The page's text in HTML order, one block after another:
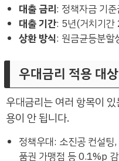
대출 금리: 정책자금 기
대출 기간: 5년(거치기간
상환 방식: 원금균등분할
우대금리 적용 대상
우대금리는 여러 항목이
용이 안 됩니다.
정책우대: 소진공 컨설팅
품권 가맹점 등 0.1%p